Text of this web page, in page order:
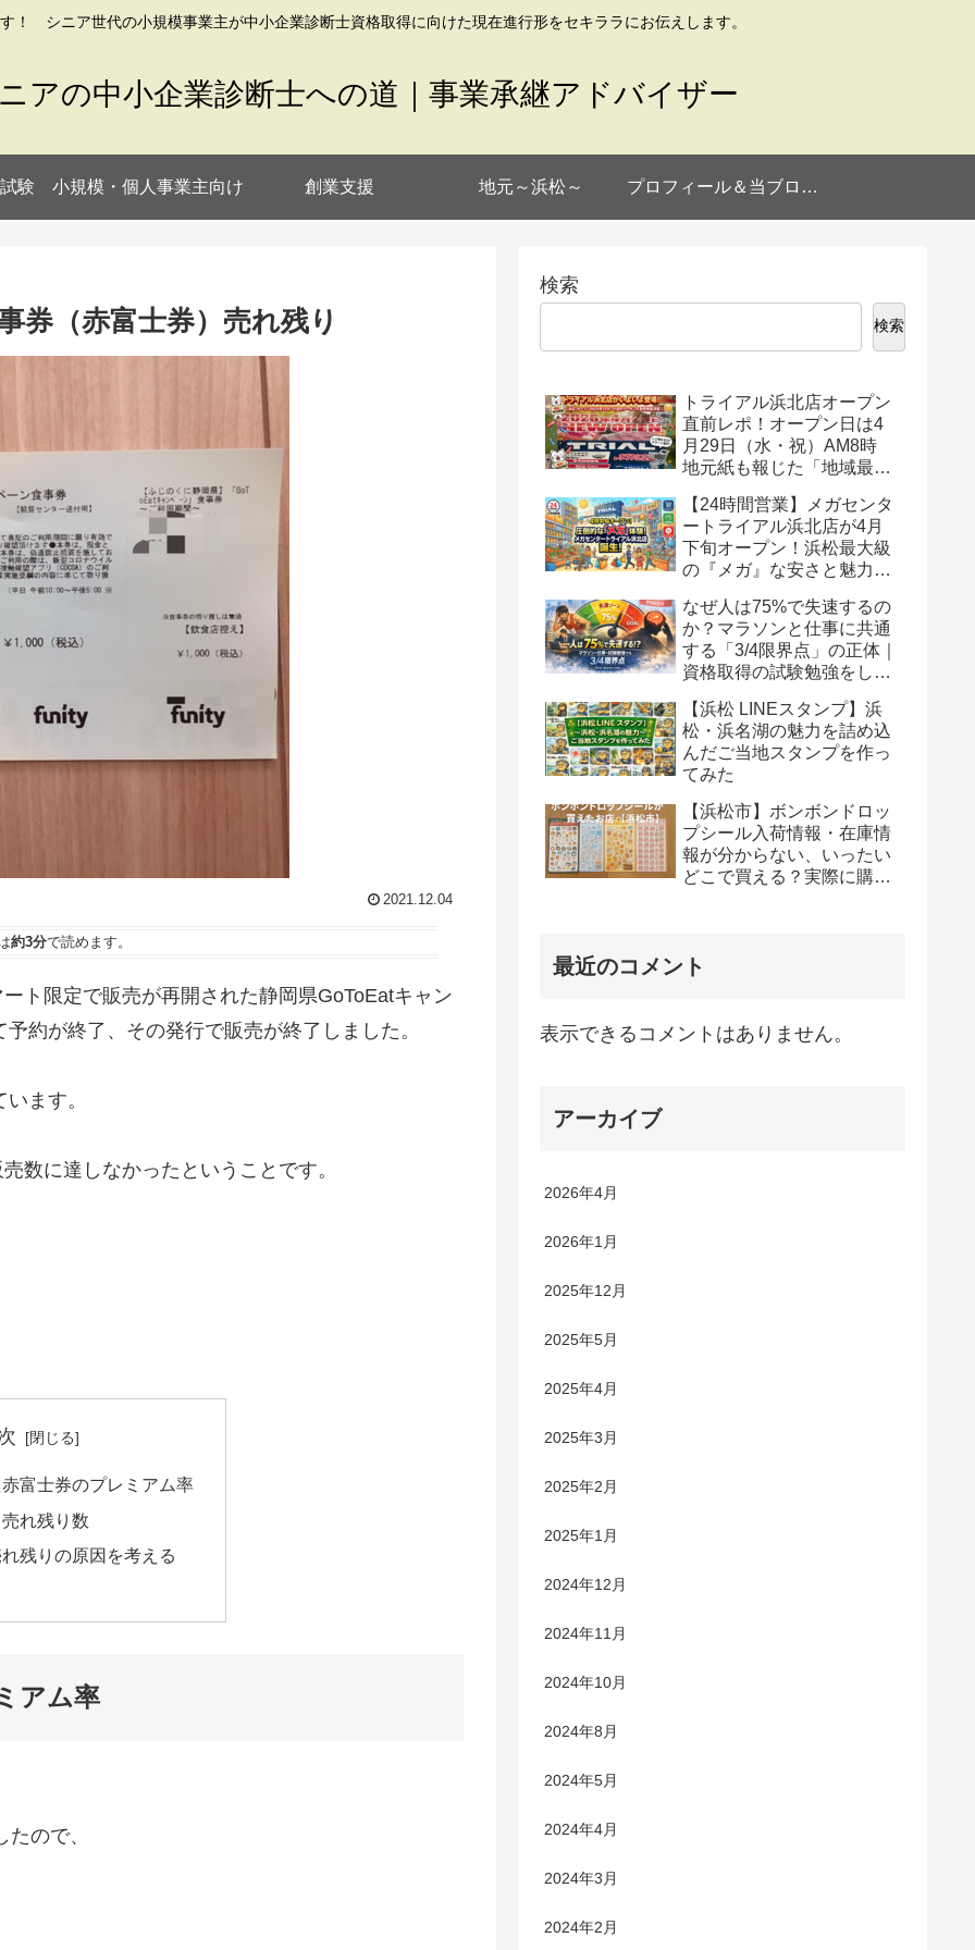
！ シニア世代の小規模事業主が中小企業診断士資格取得に向けた現在進行形をセキララにお伝えします。
アの中小企業診断士への道｜事業承継アドバイザー
験 小規模・個人事業主向け 創業支援 地元～浜松～ プロフィール＆当ブログについて
券（赤富士券）売れ残り
2021.12.04
約3分で読めます。
ト限定で販売が再開された静岡県GoToEatキャン
約が終了、その発行で販売が終了しました。
ます。
数に達しなかったということです。
富士券のプレミアム率
れ残り数
残りの原因を考える
アム率
ので、
検索
検索
トライアル浜北店オープン
直前レポ！オープン日は4
月29日（水・祝）AM8時
地元紙も報じた「地域最大
【24時間営業】メガセンタ
ートライアル浜北店が4月
下旬オープン！浜松最大級
の『メガ』な安さと魅力を
なぜ人は75%で失速するの
か？マラソンと仕事に共通
する「3/4限界点」の正体｜
資格取得の試験勉強をして
【浜松 LINEスタンプ】浜
松・浜名湖の魅力を詰め込
んだご当地スタンプを作っ
てみた
【浜松市】ボンボンドロッ
プシール入荷情報・在庫情
報が分からない、いったい
どこで買える？実際に購入
最近のコメント
表示できるコメントはありません。
アーカイブ
2026年4月
2026年1月
2025年12月
2025年5月
2025年4月
2025年3月
2025年2月
2025年1月
2024年12月
2024年11月
2024年10月
2024年8月
2024年5月
2024年4月
2024年3月
2024年2月